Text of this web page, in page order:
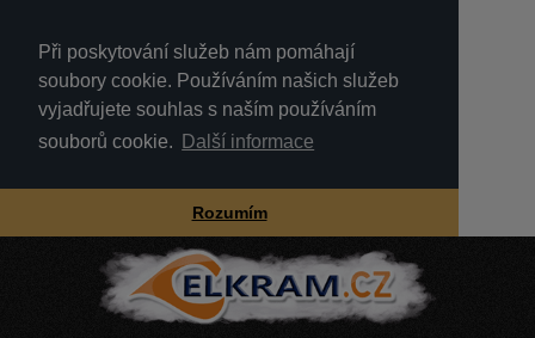
Při poskytování služeb nám pomáhají
soubory cookie. Používáním našich služeb
vyjadřujete souhlas s naším používáním
souborů cookie.
Další informace
Rozumím